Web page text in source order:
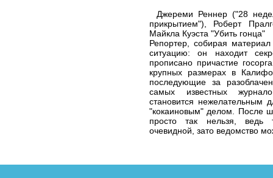
Джереми Реннер ("28
прикрытием"), Роберт
Майкла Куэста "Убить гонца"
Репортер, собирая
ситуацию: он находит
прописано причастие
крупных размерах в
последующие за
самых известных
становится нежелательным
"кокаиновым" делом. После
просто так нельзя, ведь
очевидной, зато ведомство